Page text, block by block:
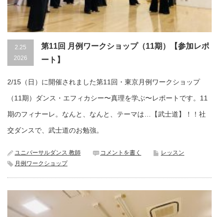
2.25
2026
第11回 月例ワークショップ（11期）【参加レポ
ート】
2/15（日）に開催されました第11回・東京月例ワークショップ
（11期）ダンス・エフィカシー〜真理を学ぶ〜レポートです。11
期のフィナーレ。なんと、なんと、テーマは…【武士道】！！社
交ダンスで、武士道のお勉強。
ユニバーサルダンス 教師 コメントを書く
レッスン
月例ワークショップ